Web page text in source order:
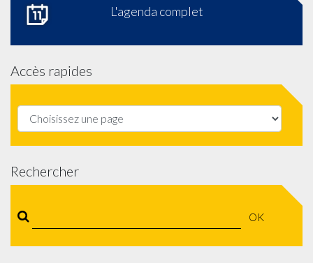
L'agenda complet
Accès rapides
Rechercher
OK